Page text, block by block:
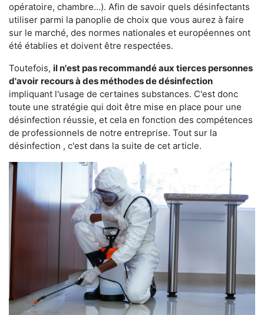
opératoire, chambre…). Afin de savoir quels désinfectants
utiliser parmi la panoplie de choix que vous aurez à faire
sur le marché, des normes nationales et européennes ont
été établies et doivent être respectées.
Toutefois, il n'est pas recommandé aux tierces personnes
d'avoir recours à des méthodes de désinfection
impliquant l'usage de certaines substances. C'est donc
toute une stratégie qui doit être mise en place pour une
désinfection réussie, et cela en fonction des compétences
de professionnels de notre entreprise. Tout sur la
désinfection , c'est dans la suite de cet article.